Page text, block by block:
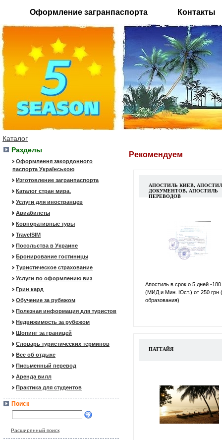
Оформление загранпаспорта Контакты
Каталог
Разделы
Оформлення закордонного
паспорта Українською
Изготовление загранпаспорта
Каталог стран мира.
Услуги для иностранцев
Авиабилеты
Корпоративные туры
TravelSIM
Посольства в Украине
Бронирование гостиницы
Туристическое страхование
Услуги по оформлению виз
Грин кард
Обучение за рубежом
Полезная информация для туристов
Недвижимость за рубежом
Шопинг за границей
Словарь туристических терминов
Все об отдыхе
Письменный перевод
Аренда вилл
Практика для студентов
Поиск
Расширенный поиск
Рекомендуем
АПОСТИЛЬ КИЕВ,
ДОКУМЕНТОВ, АПОСТИЛЬ
ПЕРЕВОДОВ
Апостиль в срок о 5 дней -180
(МИД и Мин. Юст.) от 250 грн
образования)
ПАТТАЙЯ